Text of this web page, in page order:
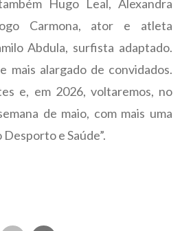
Hugo Leal, Alexandra
Carmona, ator e atleta
Abdula, surfista adaptado.
mais alargado de convidados.
e, em 2026, voltaremos, no
de maio, com mais uma
e Saúde”.